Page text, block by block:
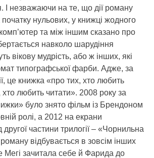
І незважаючи на те, що дії роману
нульових, у книжці жодного
та між іншим сказано про
навколо шарудіння
вікову мудрість, або ж інших, які
типографської фарби. Адже, за
це книжка «про тих, хто любить
хто любить читати». 2008 року за
було знято фільм із Брендоном
ролі, а 2012 на екрани
другої частини трилогії – «Чорнильна
відбувається в зовсім інших
Мегі зачитала себе й Фарида до